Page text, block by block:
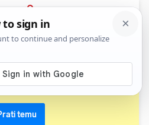
PRIJAVA
šminka
temu